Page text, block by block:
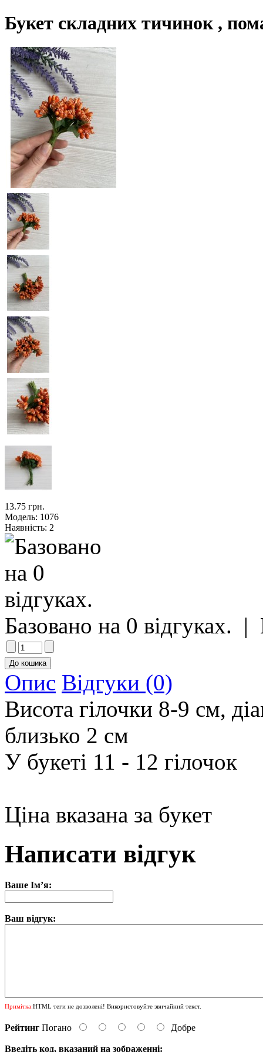
Букет складних тичинок ,
13.75 грн.
Модель: 1076
Наявність: 2
Базовано на 0 відгуках. |
Опис Відгуки (0)
Висота гілочки 8-9 см,
близько 2 см
У букеті 11 - 12 гілочок
Ціна вказана за букет
Написати відгук
Ваше Ім’я:
Ваш відгук:
Примітка:HTML теги не дозволені! Використовуйте звичайний текст.
Рейтинг Погано Добре
Введіть код, вказаний на зображенні: